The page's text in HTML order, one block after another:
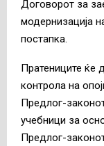
Договорот за
модернизација
постапка.
Пратениците ќе
контрола на
Предлог-
учебници за
Предлог-